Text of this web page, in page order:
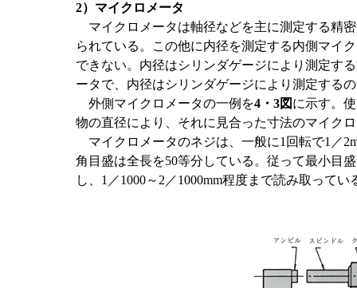
2）マイクロメータ
マイクロメータは軸径などを主に測定する精
られている。この他に内径を測定する内側マイ
できない。内径はシリンダゲージにより測定す
ータで、内径はシリンダゲージにより測定する
外側マイクロメータの一例を4・3図に示す。
物の直径により、それに見合った寸法のマイク
マイクロメータのネジは、一般に1回転で1／
角目盛は全長を50等分している。従って最小目
し、1／1000～2／1000mm程度まで読み取ってい